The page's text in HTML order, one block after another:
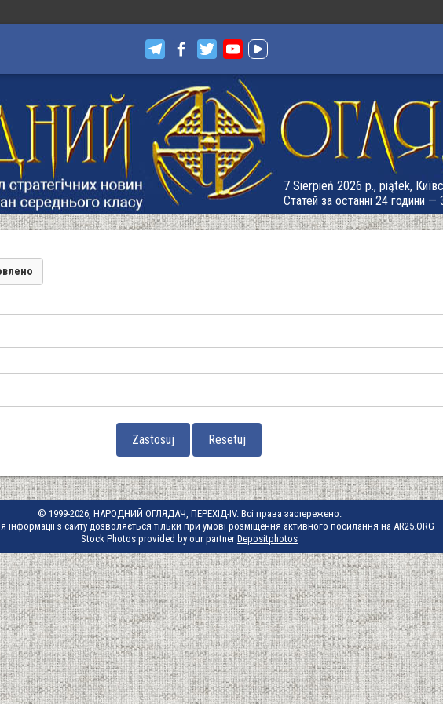
7 Sierpień 2026 р., piątek,
Статей за останні 24 години —
© 1999-2026, НАРОДНИЙ ОГЛЯДАЧ, ПЕРЕХІД-IV. Всі права застережено.
інформації з сайту дозволяється тільки при умові розміщення активного посилання на AR25.ORG
Stock Photos provided by our partner Depositphotos